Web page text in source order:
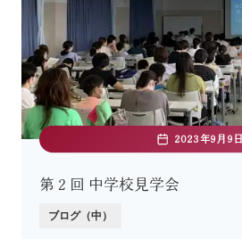
2023年9月9日
第２回 中学校見学会
ブログ（中）